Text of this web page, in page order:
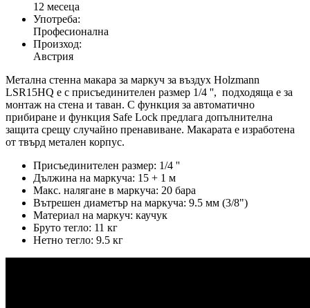
12 месеца
Употреба:
Професионална
Произход:
Австрия
Метална стенна макара за маркуч за въздух Holzmann
LSR15HQ e с присъединителен размер 1/4 '', подходяща е за
монтаж на стена и таван. С функция за автоматично
прибиране и функция Safe Lock предлага допълнителна
защита срещу случайно пренавиване. Макарата е изработена
от твърд метален корпус.
Присъединителен размер: 1/4 ''
Дължина на маркуча: 15 + 1 м
Макс. налягане в маркуча: 20 бара
Вътрешен диаметър на маркуча: 9.5 мм (3/8")
Материал на маркуч: каучук
Бруто тегло: 11 кг
Нетно тегло: 9.5 кг